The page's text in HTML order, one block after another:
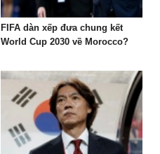
FIFA dàn xếp đưa chung kết
World Cup 2030 về Morocco?